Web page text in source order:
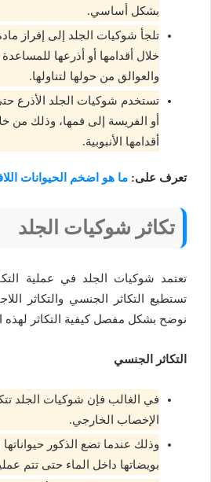
بشكل أساسي.
تلجأ شوكيات الجلد إلى إفراز
خلال أقدامها أو أذرعها
والعوالق من حولها لتناولها.
تستخدم شوكيات الجلد الأذرع
أو الفريسة إلى فمها، وذلك من
أقدامها الأنبوبية.
تعرف على: ما هو اضخم الحيوانات
تكاثر شوكيات الجلد
تعتمد شوكيات الجلد في عملية
تستطيع التكاثر الجنسي والتكاثر
نوضح بشكل مفصل كيفية التكاثر لهذه
التكاثر الجنسي
في الغالب فإن شوكيات الجلد
الإخصاب الخارجي.
وذلك عندما تضع الذكور حيواناتها
بويضاتها داخل الماء حتى تتم